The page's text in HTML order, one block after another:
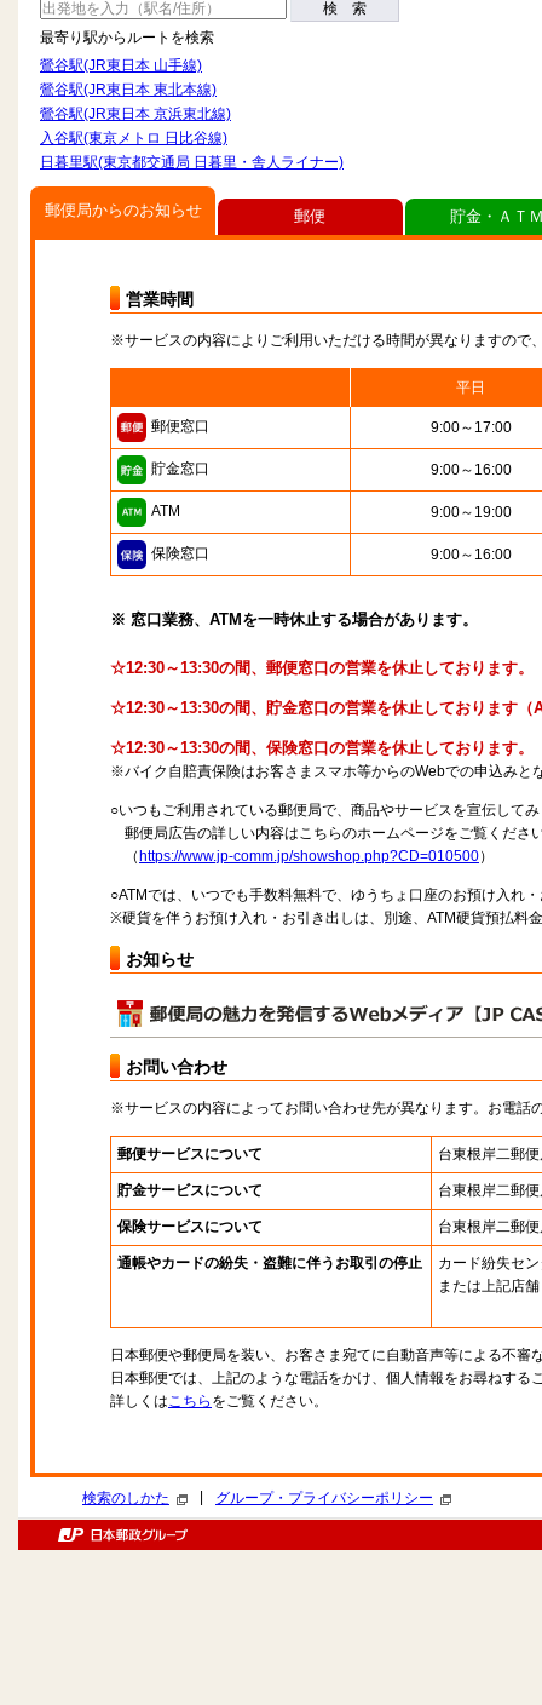
検 索
最寄り駅からルートを検索
鶯谷駅(JR東日本 山手線)
鶯谷駅(JR東日本 東北本線)
鶯谷駅(JR東日本 京浜東北線)
入谷駅(東京メトロ 日比谷線)
日暮里駅(東京都交通局 日暮里・舎人ライナー)
郵便局からのお知らせ
営業時間
※サービスの内容によりご利用いただける時間が異なりますので
平日
郵便窓口 9:00～17:00
貯金窓口 9:00～16:00
ATM 9:00～19:00
保険窓口 9:00～16:00
※ 窓口業務、ATMを一時休止する場合があります。
☆12:30～13:30の間、郵便窓口の営業を休止しております。
☆12:30～13:30の間、貯金窓口の営業を休止しております（
☆12:30～13:30の間、保険窓口の営業を休止しております。
※バイク自賠責保険はお客さまスマホ等からのWebでの申込みと
○いつもご利用されている郵便局で、商品やサービスを宣伝して
郵便局広告の詳しい内容はこちらのホームページをご覧くださ
（ https://www.jp-comm.jp/showshop.php?CD=010500）
○ATMでは、いつでも手数料無料で、ゆうちょ口座のお預け入れ
※硬貨を伴うお預け入れ・お引き出しは、別途、ATM硬貨預払料
お知らせ
お問い合わせ
※サービスの内容によってお問い合わせ先が異なります。お電話
郵便サービスについて 台東根岸二郵
貯金サービスについて 台東根岸二郵
保険サービスについて 台東根岸二郵
通帳やカードの紛失・盗難に伴うお取引の停止
カード紛失セ
または上記店舗
日本郵便や郵便局を装い、お客さま宛てに自動音声等による不審
日本郵便では、上記のような電話をかけ、個人情報をお尋ねする
詳しくはこちら をご覧ください。
郵便 貯金・ＡＴ
検索のしかた グループ・プライバシーポリシー